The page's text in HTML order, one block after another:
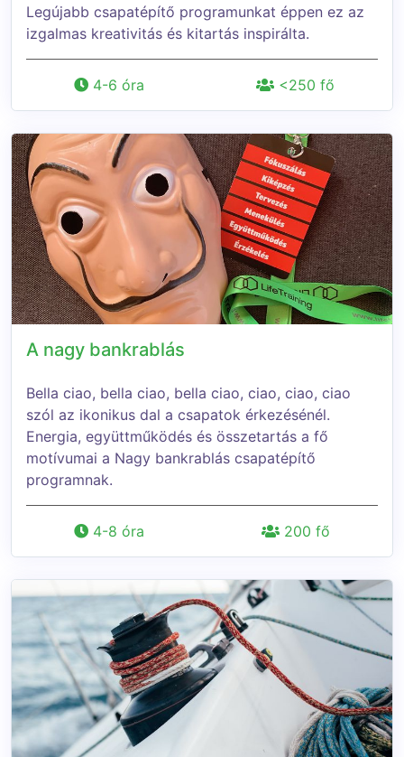
Legújabb csapatépítő programunkat éppen ez az
izgalmas kreativitás és kitartás inspirálta.
4-6 óra <250 fő
A nagy bankrablás
Bella ciao, bella ciao, bella ciao, ciao, ciao, ciao
szól az ikonikus dal a csapatok érkezésénél.
Energia, együttműködés és összetartás a fő
motívumai a Nagy bankrablás csapatépítő
programnak.
4-8 óra 200 fő